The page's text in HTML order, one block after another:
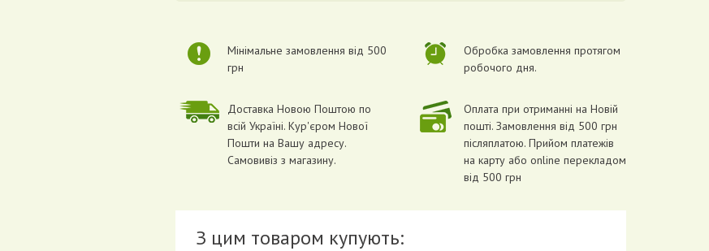
Мінімальне замовлення від 500
грн
Обробка замовлення протягом
робочого дня.
Доставка Новою Поштою по
всій Україні. Кур'єром Нової
Пошти на Вашу адресу.
Самовивіз з магазину.
Оплата при отриманні на Новій
пошті. Замовлення від 500 грн
післяплатою. Прийом платежів
на карту або online перекладом
від 500 грн
З цим товаром купують: